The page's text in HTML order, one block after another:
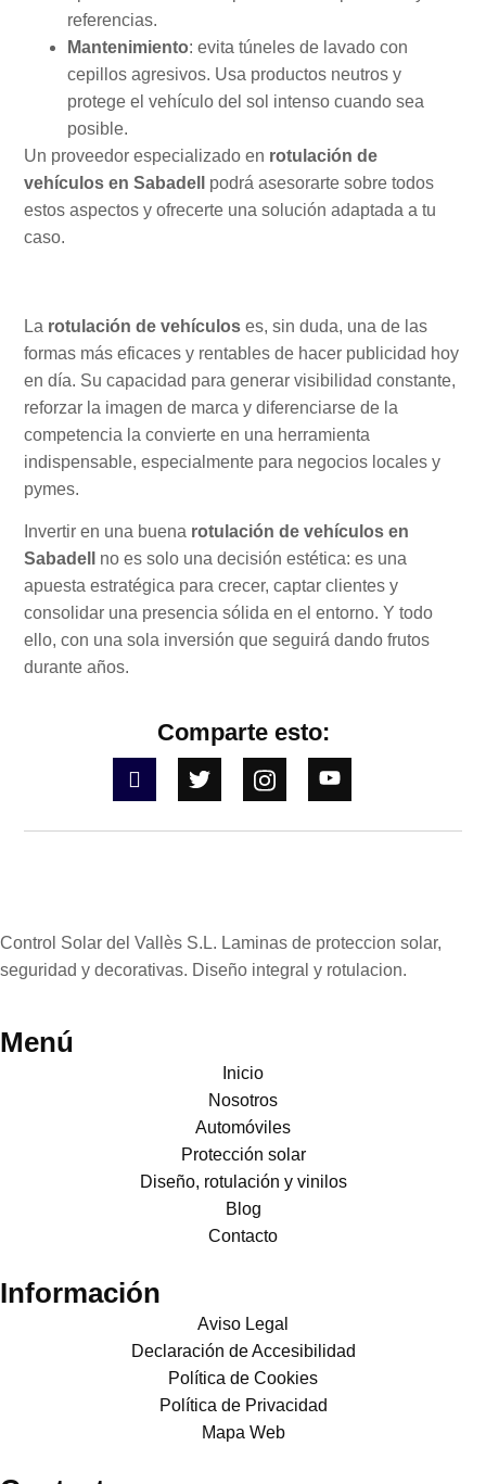
referencias.
Mantenimiento: evita túneles de lavado con
cepillos agresivos. Usa productos neutros y
protege el vehículo del sol intenso cuando sea
posible.
Un proveedor especializado en rotulación de
vehículos en Sabadell
podrá asesorarte sobre todos
estos aspectos y ofrecerte una solución adaptada a tu
caso.
La rotulación de vehículoses, sin duda, una de las
formas más eficaces y rentables de hacer publicidad hoy
en día. Su capacidad para generar visibilidad constante,
reforzar la imagen de marca y diferenciarse de la
competencia la convierte en una herramienta
indispensable, especialmente para negocios locales y
pymes.
Invertir en una buena rotulación de vehículos en
Sabadell
no es solo una decisión estética: es una
apuesta estratégica para crecer, captar clientes y
consolidar una presencia sólida en el entorno. Y todo
ello, con una sola inversión que seguirá dando frutos
durante años.
Comparte esto:
Control Solar del Vallès S.L. Laminas de proteccion solar,
seguridad y decorativas. Diseño integral y rotulacion.
Menú
Inicio
Nosotros
Automóviles
Protección solar
Diseño, rotulación y vinilos
Blog
Contacto
Información
Aviso Legal
Declaración de Accesibilidad
Política de Cookies
Política de Privacidad
Mapa Web